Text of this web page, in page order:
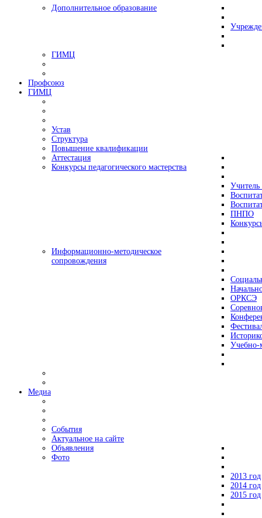
Дополнительное образование
ГИМЦ
Профсоюз
ГИМЦ
Устав
Структура
Повышение квалификации
Аттестация
Конкурсы педагогического мастерства
Учитель
ПНПО
Информационно-методическое
сопровождения
ОРКСЭ
Учебно-
Медиа
События
Актуальное на сайте
Объявления
Фото
2013 год
2014 год
2015 год